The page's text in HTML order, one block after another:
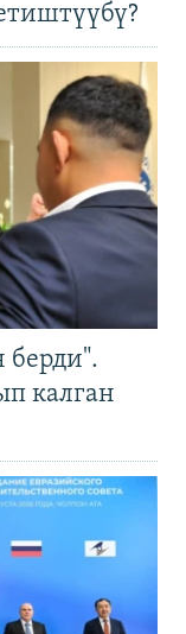
берди".
калган